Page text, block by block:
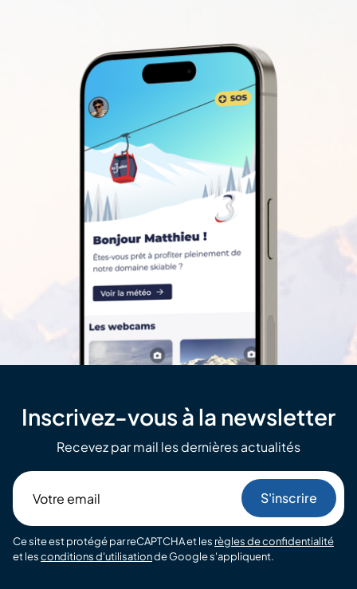
Inscrivez-vous à la newsletter
Recevez par mail les dernières actualités
email
Ce site est protégé par reCAPTCHA et les règles de confidentialité
et lesconditions d'utilisationde Google s'appliquent.